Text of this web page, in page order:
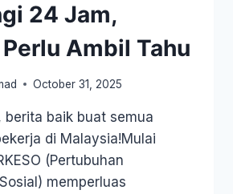
24 Jam,
Ambil Tahu
October 31, 2025
berita baik buat semua
di Malaysia!Mulai
(Pertubuhan
memperluas